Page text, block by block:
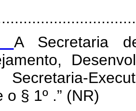
A Secretaria
Secretaria-
o § 1º .” (NR)